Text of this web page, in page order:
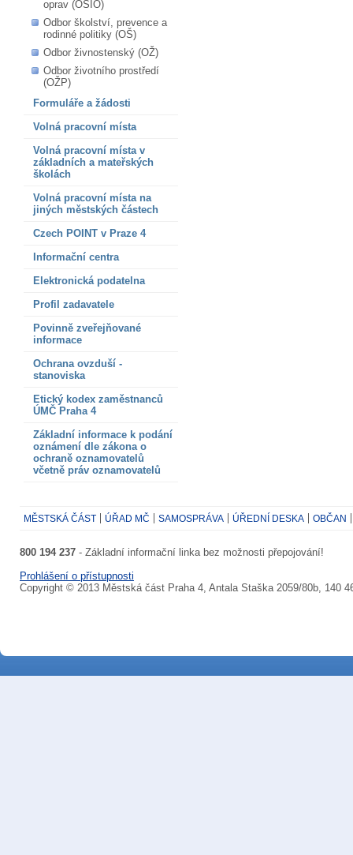
oprav (OSIO)
Odbor školství, prevence a
rodinné politiky (OŠ)
Odbor živnostenský (OŽ)
Odbor životního prostředí
(OŽP)
Formuláře a žádosti
Volná pracovní místa
Volná pracovní místa v
základních a mateřských
školách
Volná pracovní místa na
jiných městských částech
Czech POINT v Praze 4
Informační centra
Elektronická podatelna
Profil zadavatele
Povinně zveřejňované
informace
Ochrana ovzduší -
stanoviska
Etický kodex zaměstnanců
ÚMČ Praha 4
Základní informace k podání
oznámení dle zákona o
ochraně oznamovatelů
včetně práv oznamovatelů
MĚSTSKÁ ČÁST ÚŘAD MČ SAMOSPRÁVA ÚŘEDNÍ DESKA OBČAN
800 194 237 - Základní informační linka bez možnosti přepojování!
Prohlášení o přístupnosti
Copyright © 2013 Městská část Praha 4, Antala Staška 2059/80b, 140